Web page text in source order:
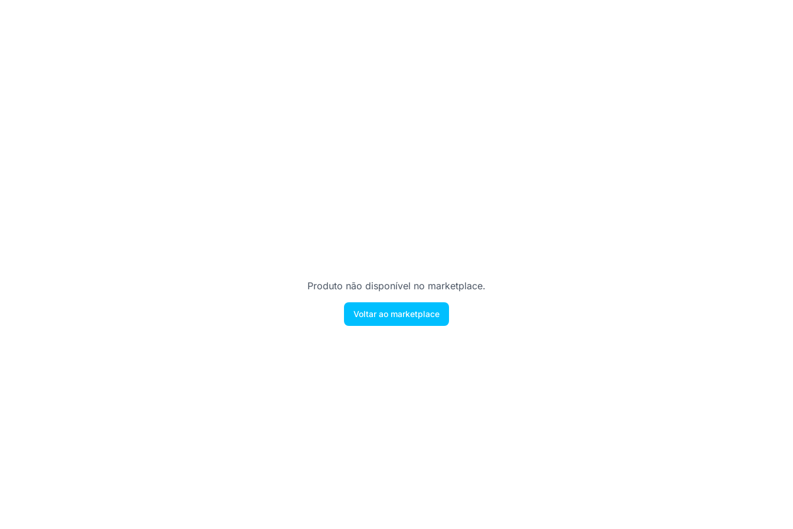
Produto não disponível no marketplace.
Voltar ao marketplace